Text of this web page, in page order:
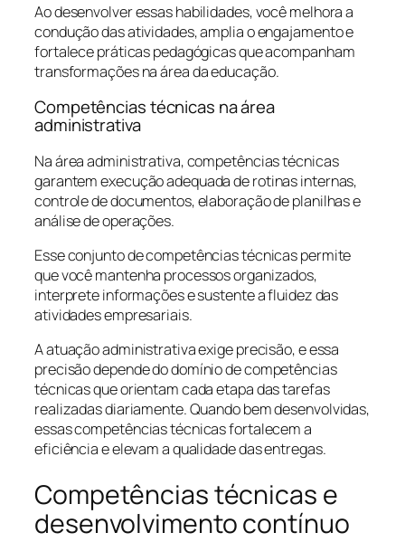
Ao desenvolver essas habilidades, você melhora a
condução das atividades, amplia o engajamento e
fortalece práticas pedagógicas que acompanham
transformações na área da educação.
Competências técnicas na área
administrativa
Na área administrativa, competências técnicas
garantem execução adequada de rotinas internas,
controle de documentos, elaboração de planilhas e
análise de operações.
Esse conjunto de competências técnicas permite
que você mantenha processos organizados,
interprete informações e sustente a fluidez das
atividades empresariais.
A atuação administrativa exige precisão, e essa
precisão depende do domínio de competências
técnicas que orientam cada etapa das tarefas
realizadas diariamente. Quando bem desenvolvidas,
essas competências técnicas fortalecem a
eficiência e elevam a qualidade das entregas.
Competências técnicas e
desenvolvimento contínuo